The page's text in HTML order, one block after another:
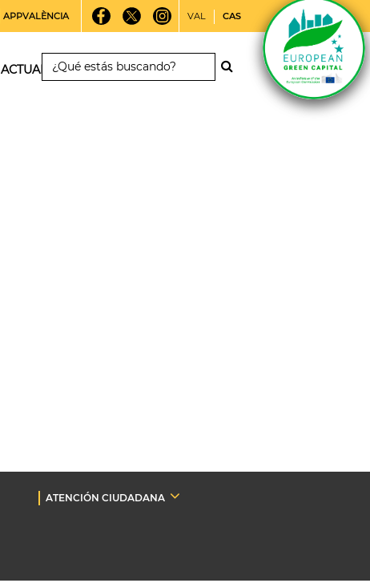
APPVALÈNCIA VAL CAS
ACTUALIDAD
ATENCIÓN CIUDADANA